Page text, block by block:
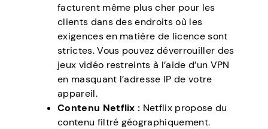
facturent même plus cher pour les
clients dans des endroits où les
exigences en matière de licence sont
strictes. Vous pouvez déverrouiller des
jeux vidéo restreints à l’aide d’un VPN
en masquant l’adresse IP de votre
appareil.
Contenu Netflix : Netflix propose du
contenu filtré géographiquement.